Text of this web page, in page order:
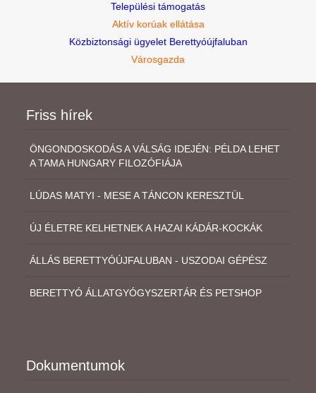
Települési támogatás
Aktív korúak ellátása
Közbiztonsági ügyelet Berettyóújfaluban
Városgazda
Friss hírek
ÖNGONDOSKODÁS A VÁLSÁG IDEJÉN: PÉLDA LEHET
A TAMA HUNGARY FILOZÓFIÁJA
LÚDAS MATYI - MESE A TÁNCON KERESZTÜL
ÚJ ÉLETRE KELHETNEK A HAZAI KÁDÁR-KOCKÁK
ÁLLÁS BERETTYÓÚJFALUBAN - USZODAI GÉPÉSZ
BERETTYÓ ÁLLATGYÓGYSZERTÁR ÉS PETSHOP
Dokumentumok